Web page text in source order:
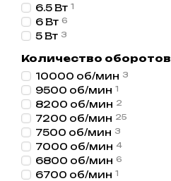
6.5 Вт 1
6 Вт 6
5 Вт 3
Количество оборотов
10000 об/мин 3
9500 об/мин 1
8200 об/мин 2
7200 об/мин 25
7500 об/мин 3
7000 об/мин 4
6800 об/мин 6
6700 об/мин 1